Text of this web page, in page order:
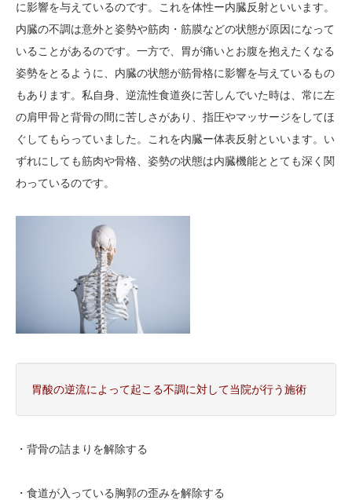
に影響を与えているのです。これを体性ー内臓反射といいます。
内臓の不調は意外と姿勢や筋肉・筋膜などの状態が原因になって
いることがあるのです。一方で、胃が痛いとお腹を抱えたくなる
姿勢をとるように、内臓の状態が筋骨格に影響を与えているもの
もあります。私自身、逆流性食道炎に苦しんでいた時は、常に左
の肩甲骨と背骨の間に苦しさがあり、指圧やマッサージをしてほ
ぐしてもらっていました。これを内臓ー体表反射といいます。い
ずれにしても筋肉や骨格、姿勢の状態は内臓機能ととても深く関
わっているのです。
胃酸の逆流によって起こる不調に対して当院が行う施術
・背骨の詰まりを解除する
・食道が入っている胸郭の歪みを解除する